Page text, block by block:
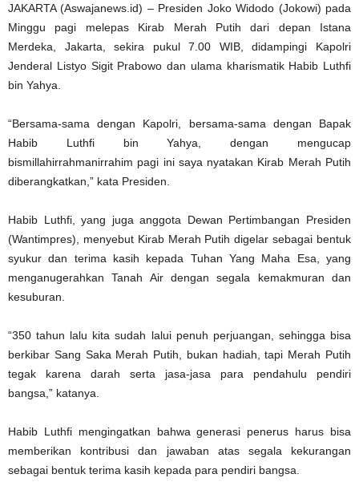
JAKARTA (Aswajanews.id) – Presiden Joko Widodo (Jokowi) pada
Minggu pagi melepas Kirab Merah Putih dari depan Istana
Merdeka, Jakarta, sekira pukul 7.00 WIB, didampingi Kapolri
Jenderal Listyo Sigit Prabowo dan ulama kharismatik Habib Luthfi
bin Yahya.
“Bersama-sama dengan Kapolri, bersama-sama dengan Bapak
Habib Luthfi bin Yahya, dengan mengucap
bismillahirrahmanirrahim pagi ini saya nyatakan Kirab Merah Putih
diberangkatkan,” kata Presiden.
Habib Luthfi, yang juga anggota Dewan Pertimbangan Presiden
(Wantimpres), menyebut Kirab Merah Putih digelar sebagai bentuk
syukur dan terima kasih kepada Tuhan Yang Maha Esa, yang
menganugerahkan Tanah Air dengan segala kemakmuran dan
kesuburan.
“350 tahun lalu kita sudah lalui penuh perjuangan, sehingga bisa
berkibar Sang Saka Merah Putih, bukan hadiah, tapi Merah Putih
tegak karena darah serta jasa-jasa para pendahulu pendiri
bangsa,” katanya.
Habib Luthfi mengingatkan bahwa generasi penerus harus bisa
memberikan kontribusi dan jawaban atas segala kekurangan
sebagai bentuk terima kasih kepada para pendiri bangsa.